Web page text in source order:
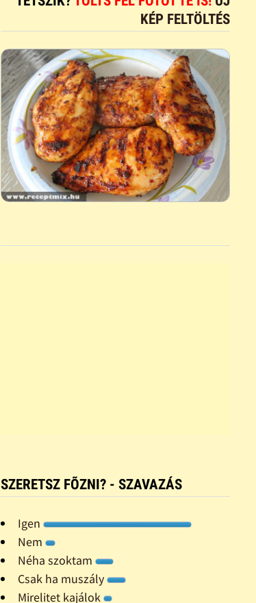
KÉP FELTÖLTÉS
SZERETSZ FÕZNI? - SZAVAZÁS
Igen
Nem
Néha szoktam
Csak ha muszály
Mirelitet kajálok